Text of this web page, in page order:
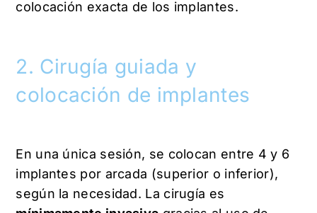
colocación exacta de los implantes.
2. Cirugía guiada y
colocación de implantes
En una única sesión, se colocan entre 4 y 6
implantes por arcada (superior o inferior),
según la necesidad. La cirugía es